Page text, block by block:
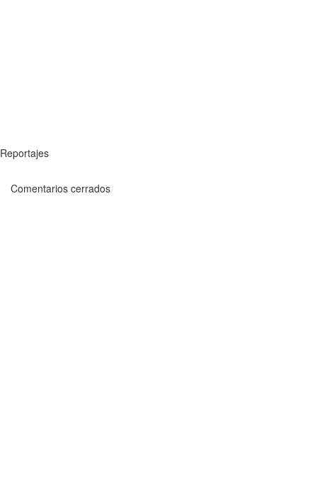
Reportajes
Comentarios cerrados